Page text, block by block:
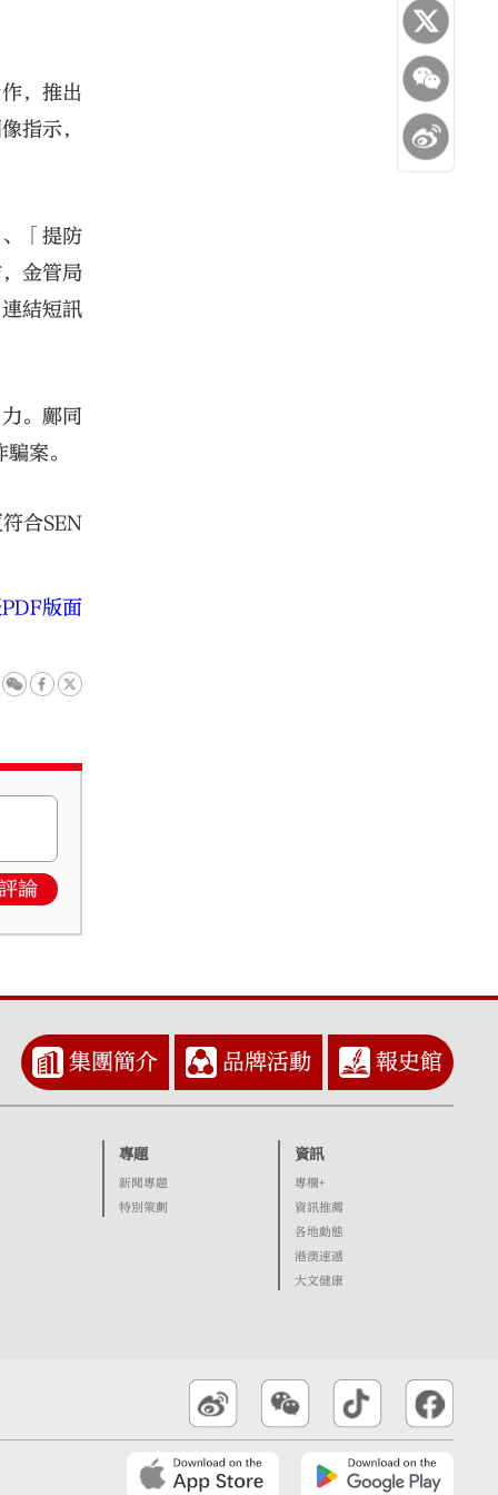
，推出
指示，
「提防
金管局
結短訊
。鄺同
案。
合SEN
版面
論
集團簡介 品牌活動 報史館
專題
新聞專題
特別策劃
資訊
專欄+
資訊推薦
各地動態
港澳速遞
大文健康